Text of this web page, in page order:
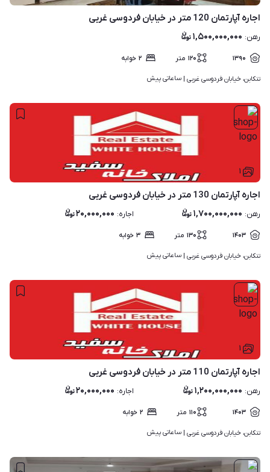
اجاره آپارتمان 120 متر در خیابان فردوسی غربی
رهن: ۱,۵۰۰,۰۰۰,۰۰۰
۱۳۹۰ ۱۲۰ متر ۲ خوابه
تنکابن، خیابان فردوسی غربی | ساعاتی پیش
۱
اجاره آپارتمان 130 متر در خیابان فردوسی غربی
رهن: ۱,۷۰۰,۰۰۰,۰۰۰ اجاره: ۲۰,۰۰۰,۰۰۰
۱۴۰۳ ۱۳۰ متر ۳ خوابه
تنکابن، خیابان فردوسی غربی | ساعاتی پیش
۱
اجاره آپارتمان 110 متر در خیابان فردوسی غربی
رهن: ۱,۲۰۰,۰۰۰,۰۰۰ اجاره: ۲۰,۰۰۰,۰۰۰
۱۴۰۳ ۱۱۰ متر ۲ خوابه
تنکابن، خیابان فردوسی غربی | ساعاتی پیش